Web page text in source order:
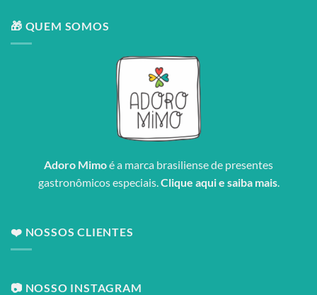
🎁 QUEM SOMOS
Adoro Mimoé a marca brasiliense de presentes
gastronômicos especiais.Clique aqui e saiba mais.
❤️ NOSSOS CLIENTES
📷 NOSSO INSTAGRAM